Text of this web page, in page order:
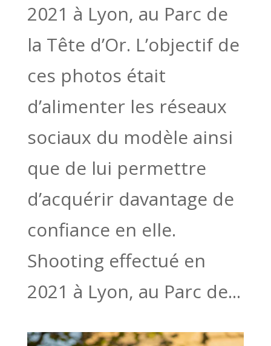
2021 à Lyon, au Parc de
la Tête d’Or. L’objectif de
ces photos était
d’alimenter les réseaux
sociaux du modèle ainsi
que de lui permettre
d’acquérir davantage de
confiance en elle.
Shooting effectué en
2021 à Lyon, au Parc de...